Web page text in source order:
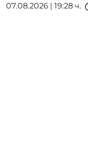
07.08.2026 | 19:28 ч.